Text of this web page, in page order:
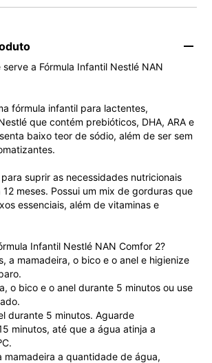
a Fórmula Infantil Nestlé NAN
fórmula infantil para lactentes,
que contém prebióticos, DHA, ARA e
baixo teor de sódio, além de ser sem
suprir as necessidades nutricionais
meses. Possui um mix de gorduras que
essenciais, além de vitaminas e
Infantil Nestlé NAN Comfor 2?
a mamadeira, o bico e o anel e higienize
o bico e o anel durante 5 minutos ou use
durante 5 minutos. Aguarde
minutos, até que a água atinja a
mamadeira a quantidade de água,